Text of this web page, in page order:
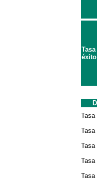
éxito
Tasa
Tasa
Tasa
Tasa
Tasa